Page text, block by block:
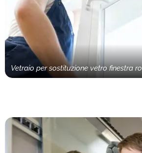
Vetraio per sostituzione vetro finestra